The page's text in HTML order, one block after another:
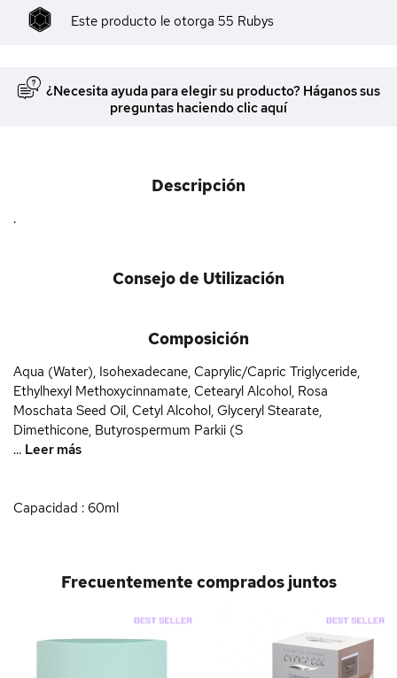
Este producto le otorga 55 Rubys
¿Necesita ayuda para elegir su producto? Háganos sus
preguntas haciendo clic aquí
Descripción
.
Consejo de Utilización
Composición
Aqua (Water), Isohexadecane, Caprylic/Capric Triglyceride,
Ethylhexyl Methoxycinnamate, Cetearyl Alcohol, Rosa
Moschata Seed Oil, Cetyl Alcohol, Glyceryl Stearate,
Dimethicone, Butyrospermum Parkii (S
... Leer más
Capacidad : 60ml
Frecuentemente comprados juntos